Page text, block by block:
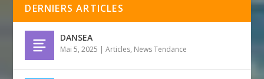
DERNIERS ARTICLES
DANSEA
Mai 5, 2025 |Articles, News Tendance